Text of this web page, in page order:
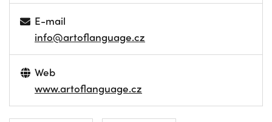
E-mail
info@artoflanguage.cz
Web
www.artoflanguage.cz